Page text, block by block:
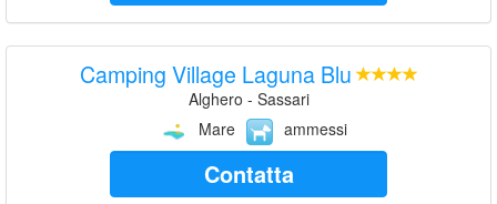
Camping Village Laguna Blu
Alghero - Sassari
Mare
ammessi
Contatta